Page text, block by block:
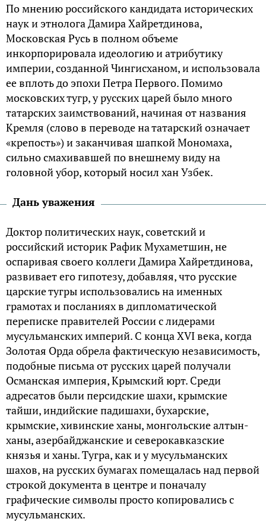
По мнению российского кандидата исторических
наук и этнолога Дамира Хайретдинова,
Московская Русь в полном объеме
инкорпорировала идеологию и атрибутику
империи, созданной Чингисханом, и использовала
ее вплоть до эпохи Петра Первого. Помимо
московских тугр, у русских царей было много
татарских заимствований, начиная от названия
Кремля (слово в переводе на татарский означает
«крепость») и заканчивая шапкой Мономаха,
сильно смахивавшей по внешнему виду на
головной убор, который носил хан Узбек.
Дань уважения
Доктор политических наук, советский и
российский историк Рафик Мухаметшин, не
оспаривая своего коллеги Дамира Хайретдинова,
развивает его гипотезу, добавляя, что русские
царские тугры использовались на именных
грамотах и посланиях в дипломатической
переписке правителей России с лидерами
мусульманских империй. С конца XVI века, когда
Золотая Орда обрела фактическую независимость,
подобные письма от русских царей получали
Османская империя, Крымский юрт. Среди
адресатов были персидские шахи, крымские
тайши, индийские падишахи, бухарские,
крымские, хивинские ханы, монгольские алтын-
ханы, азербайджанские и северокавказские
князья и ханы. Тугра, как и у мусульманских
шахов, на русских бумагах помещалась над первой
строкой документа в центре и поначалу
графические символы просто копировались с
мусульманских.